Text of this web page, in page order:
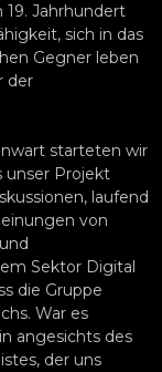
Jahrhundert
sich in das
Gegner leben
der
starteten wir
unser Projekt
laufend
von
Sektor Digital
die Gruppe
War es
angesichts des
der uns